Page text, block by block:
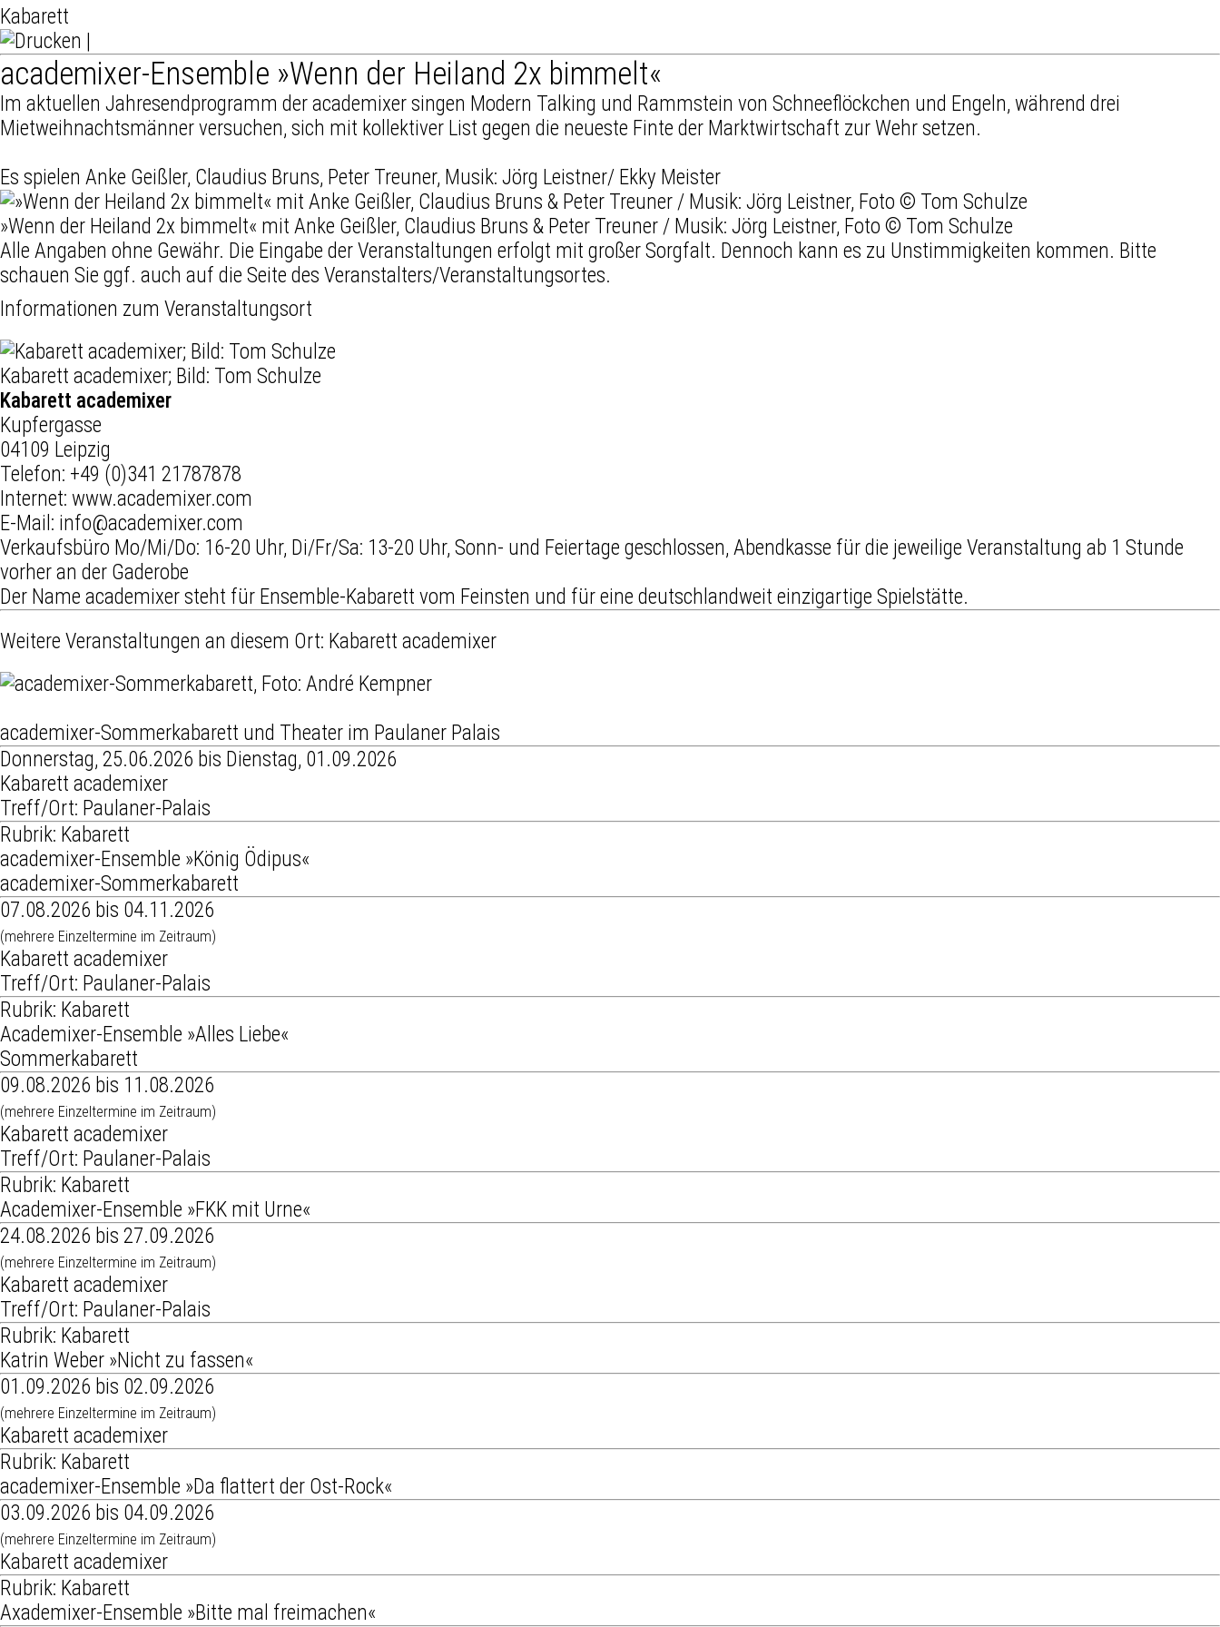
Kabarett
academixer-Ensemble »Wenn der Heiland 2x bimmelt«
Im aktuellen Jahresendprogramm der academixer singen Modern Talking und Rammstein von Schneeflöckchen und Engeln, während drei
Mietweihnachtsmänner versuchen, sich mit kollektiver List gegen die neueste Finte der Marktwirtschaft zur Wehr setzen.
Es spielen Anke Geißler, Claudius Bruns, Peter Treuner, Musik: Jörg Leistner/ Ekky Meister
»Wenn der Heiland 2x bimmelt« mit Anke Geißler, Claudius Bruns & Peter Treuner / Musik: Jörg Leistner, Foto © Tom Schulze
Alle Angaben ohne Gewähr. Die Eingabe der Veranstaltungen erfolgt mit großer Sorgfalt. Dennoch kann es zu Unstimmigkeiten kommen. Bitte
schauen Sie ggf. auch auf die Seite des Veranstalters/Veranstaltungsortes.
Informationen zum Veranstaltungsort
Kabarett academixer; Bild: Tom Schulze
Kabarett academixer
Kupfergasse
04109 Leipzig
Telefon: +49 (0)341 21787878
Internet: www.academixer.com
E-Mail: info@academixer.com
Verkaufsbüro Mo/Mi/Do: 16-20 Uhr, Di/Fr/Sa: 13-20 Uhr, Sonn- und Feiertage geschlossen, Abendkasse für die jeweilige Veranstaltung ab 1 Stunde
vorher an der Gaderobe
Der Name academixer steht für Ensemble-Kabarett vom Feinsten und für eine deutschlandweit einzigartige Spielstätte.
Weitere Veranstaltungen an diesem Ort: Kabarett academixer
academixer-Sommerkabarett und Theater im Paulaner Palais
Donnerstag, 25.06.2026 bis Dienstag, 01.09.2026
Kabarett academixer
Treff/Ort: Paulaner-Palais
Rubrik: Kabarett
academixer-Ensemble »König Ödipus«
academixer-Sommerkabarett
07.08.2026 bis 04.11.2026
(mehrere Einzeltermine im Zeitraum)
Kabarett academixer
Treff/Ort: Paulaner-Palais
Rubrik: Kabarett
Academixer-Ensemble »Alles Liebe«
Sommerkabarett
09.08.2026 bis 11.08.2026
(mehrere Einzeltermine im Zeitraum)
Kabarett academixer
Treff/Ort: Paulaner-Palais
Rubrik: Kabarett
Academixer-Ensemble »FKK mit Urne«
24.08.2026 bis 27.09.2026
(mehrere Einzeltermine im Zeitraum)
Kabarett academixer
Treff/Ort: Paulaner-Palais
Rubrik: Kabarett
Katrin Weber »Nicht zu fassen«
01.09.2026 bis 02.09.2026
(mehrere Einzeltermine im Zeitraum)
Kabarett academixer
Rubrik: Kabarett
academixer-Ensemble »Da flattert der Ost-Rock«
03.09.2026 bis 04.09.2026
(mehrere Einzeltermine im Zeitraum)
Kabarett academixer
Rubrik: Kabarett
Axademixer-Ensemble »Bitte mal freimachen«